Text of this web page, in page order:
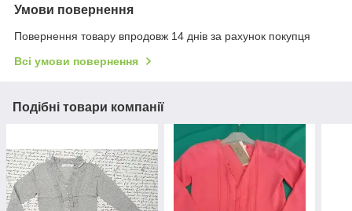
Умови повернення
Повернення товару впродовж 14 днів за рахунок покупця
Всі умови повернення
Подібні товари компанії